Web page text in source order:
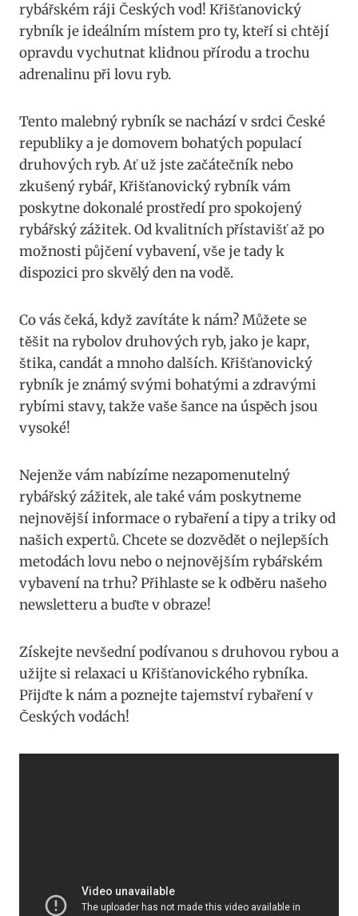
rybářském ráji Českých vod! Křišťanovický
rybník je ideálním místem pro ty, kteří si chtějí
opravdu vychutnat klidnou přírodu a trochu
adrenalinu při lovu ryb.
Tento malebný rybník se nachází v srdci České
republiky a je domovem bohatých populací
druhových ryb. Ať už jste začátečník nebo
zkušený rybář, Křišťanovický rybník vám
poskytne dokonalé prostředí pro spokojený
rybářský zážitek. Od kvalitních přístavišť až po
možnosti půjčení vybavení, vše je tady k
dispozici pro skvělý den na vodě.
Co vás čeká, když zavítáte k nám? Můžete se
těšit na rybolov druhových ryb, jako je kapr,
štika, candát a mnoho dalších. Křišťanovický
rybník je známý svými bohatými a zdravými
rybími stavy, takže vaše šance na úspěch jsou
vysoké!
Nejenže vám nabízíme nezapomenutelný
rybářský zážitek, ale také vám poskytneme
nejnovější informace o rybaření a tipy a triky od
našich expertů. Chcete se dozvědět o nejlepších
metodách lovu nebo o nejnovějším rybářském
vybavení na trhu? Přihlaste se k odběru našeho
newsletteru a buďte v obraze!
Získejte nevšední podívanou s druhovou rybou a
užijte si relaxaci u Křišťanovického rybníka.
Přijďte k nám a poznejte tajemství rybaření v
Českých vodách!